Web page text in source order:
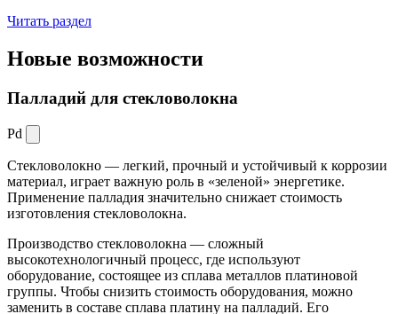
Читать раздел
Новые возможности
Палладий для стекловолокна
Pd
Стекловолокно — легкий, прочный и устойчивый к коррозии
материал, играет важную роль в «зеленой» энергетике.
Применение палладия значительно снижает стоимость
изготовления стекловолокна.
Производство стекловолокна — сложный
высокотехнологичный процесс, где используют
оборудование, состоящее из сплава металлов платиновой
группы. Чтобы снизить стоимость оборудования, можно
заменить в составе сплава платину на палладий. Его